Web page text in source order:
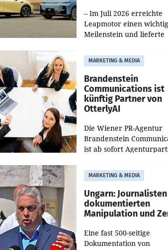
– Im Juli 2026 erreichte
Leapmotor einen
Meilenstein und lieferte
aus, womit sich das
gegenüber Juli 2025
verdoppelte (+102
MARKETING & MEDIA
Brandenstein
Communications ist
künftig Partner von
OtterlyAI
Die Wiener PR-Agentur
Brandenstein
ist ab sofort
Optimierungsplattform
OtterlyAI. Damit baut die
Agentur ihr
MARKETING & MEDIA
Ungarn: Journalisten
dokumentierten
Manipulation und
Eine fast 500-seitige
Dokumentation von